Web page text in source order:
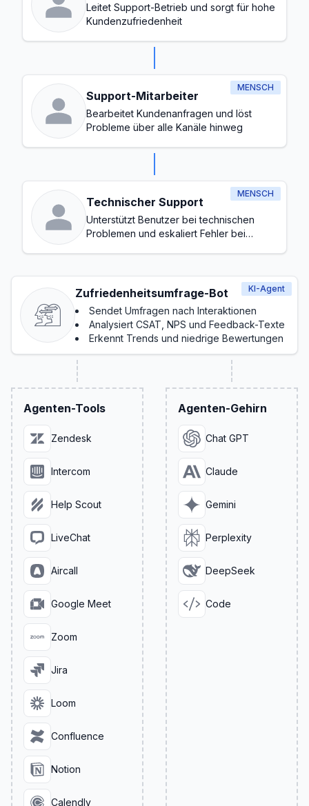
Leitet Support-Betrieb und sorgt für hohe
Kundenzufriedenheit
MENSCH
Support-Mitarbeiter
Bearbeitet Kundenanfragen und löst
Probleme über alle Kanäle hinweg
MENSCH
Technischer Support
Unterstützt Benutzer bei technischen
Problemen und eskaliert Fehler bei
KI-Agent
Zufriedenheitsumfrage-Bot
Sendet Umfragen nach Interaktionen
Analysiert CSAT, NPS und Feedback-Texte
Erkennt Trends und niedrige Bewertungen
Agenten-Tools
Zendesk
Intercom
Help Scout
LiveChat
Aircall
Google Meet
Zoom
Jira
Loom
Confluence
Notion
Calendly
Agenten-Gehirn
Chat GPT
Claude
Gemini
Perplexity
DeepSeek
Code